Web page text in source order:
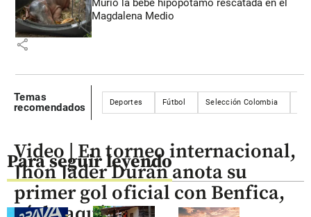
Murió la bebé hipopótamo rescatada en el
Magdalena Medio
share
Temas
recomendados
Deportes Fútbol Selección Colombia
Para seguir leyendo
Video | En torneo internacional,
Jhon Jader Durán anota su
primer gol oficial con Benfica,